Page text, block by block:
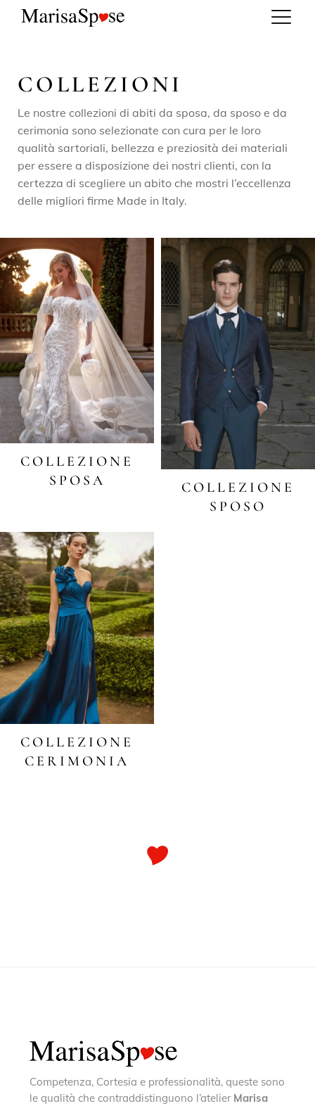
COLLEZIONI
Le nostre collezioni di abiti da sposa, da sposo e da
cerimonia sono selezionate con cura per le loro
qualità sartoriali, bellezza e preziosità dei materiali
per essere a disposizione dei nostri clienti, con la
certezza di scegliere un abito che mostri l’eccellenza
delle migliori firme Made in Italy.
COLLEZIONE
SPOSA
COLLEZIONE
SPOSO
COLLEZIONE
CERIMONIA
Competenza, Cortesia e professionalità, queste sono
le qualità che contraddistinguono l’atelier Marisa